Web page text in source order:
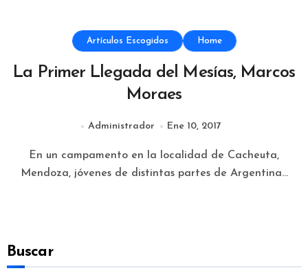
Artículos Escogidos Home
La Primer Llegada del Mesías, Marcos
Moraes
Administrador Ene 10, 2017
En un campamento en la localidad de Cacheuta,
Mendoza, jóvenes de distintas partes de Argentina...
Buscar